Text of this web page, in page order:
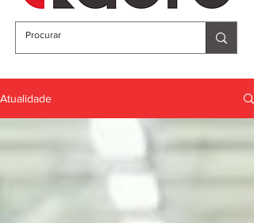
Atualidade